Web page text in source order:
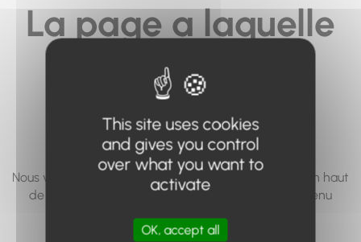
La page a laquelle
vous cherchez à
accéder n'existe
pas... ou plus.
Nous vous invitons à utiliser le moteur de recherche en haut
de page, ou à utiliser le menu pour trouver le contenu
This site uses cookies
and gives you control
over what you want to
activate
OK, accept all